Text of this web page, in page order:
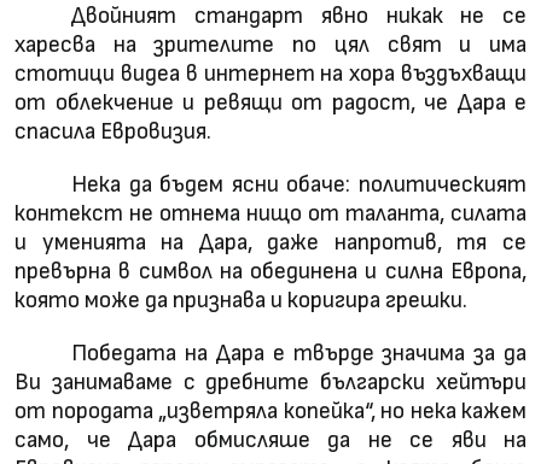
Двойният стандарт явно никак не се
харесва на зрителите по цял свят и има
стотици видеа в интернет на хора въздъхващи
от облекчение и ревящи от радост, че Дара е
спасила Евровизия.
Нека да бъдем ясни обаче: политическият
контекст не отнема нищо от таланта, силата
и уменията на Дара, даже напротив, тя се
превърна в символ на обединена и силна Европа,
която може да признава и коригира грешки.
Победата на Дара е твърде значима за да
Ви занимаваме с дребните български хейтъри
от породата „изветряла копейка“, но нека кажем
само, че Дара обмисляше да не се яви на